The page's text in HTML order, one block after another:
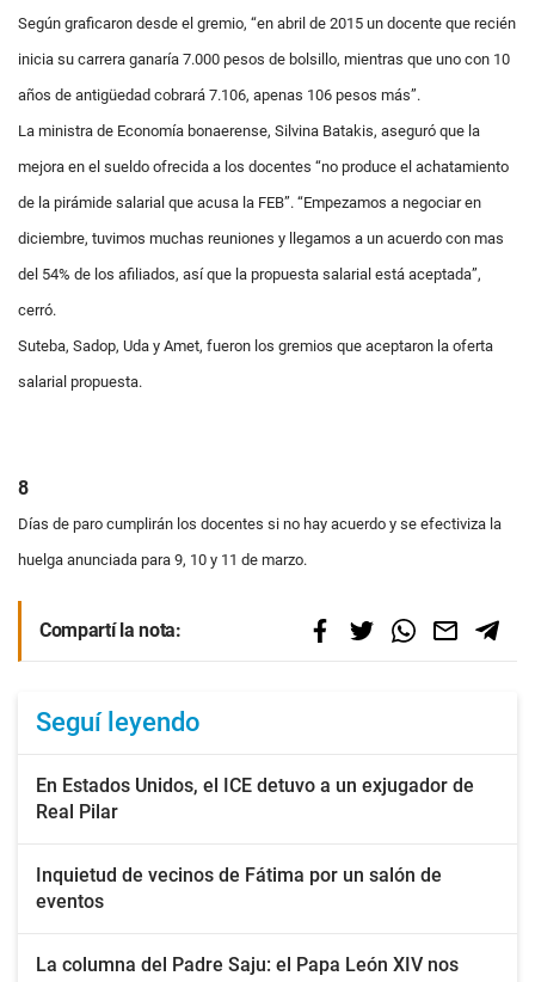
Según graficaron desde el gremio, “en abril de 2015 un docente que recién
inicia su carrera ganaría 7.000 pesos de bolsillo, mientras que uno con 10
años de antigüedad cobrará 7.106, apenas 106 pesos más”.
La ministra de Economía bonaerense, Silvina Batakis, aseguró que la
mejora en el sueldo ofrecida a los docentes “no produce el achatamiento
de la pirámide salarial que acusa la FEB”. “Empezamos a negociar en
diciembre, tuvimos muchas reuniones y llegamos a un acuerdo con mas
del 54% de los afiliados, así que la propuesta salarial está aceptada”,
cerró.
Suteba, Sadop, Uda y Amet, fueron los gremios que aceptaron la oferta
salarial propuesta.
8
Días de paro cumplirán los docentes si no hay acuerdo y se efectiviza la
huelga anunciada para 9, 10 y 11 de marzo.
Compartí la nota:
Seguí leyendo
En Estados Unidos, el ICE detuvo a un exjugador de
Real Pilar
Inquietud de vecinos de Fátima por un salón de
eventos
La columna del Padre Saju: el Papa León XIV nos